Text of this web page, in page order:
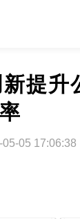
提升
05 17:06:38